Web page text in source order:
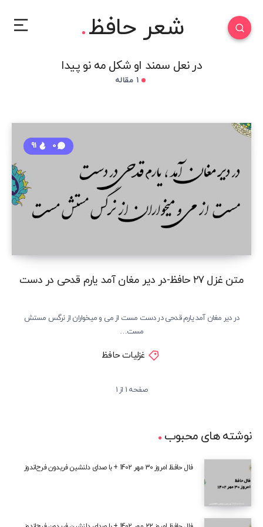
شعر حافظ
در نعل سمند او شکل مه نو پیدا
متن غزل ۲۷ حافظ-در دیر مغان آمد یارم قدحی در دست
0
91
در دیر مغان آمد یارم قدحی در دست مست از می و میخواران از نرگس مستش
مست…
غزلیات حافظ
صفحه 1 از 1
نوشته های محبوب
فال حافظ امروز 30 مهر 1402 + با صدای دلنشین فریدون فرح‌اندوز